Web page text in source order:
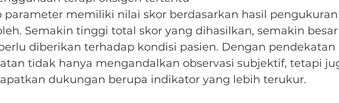
parameter memiliki nilai skor berdasarkan hasil
Semakin tinggi total skor yang dihasilkan, semakin
diberikan terhadap kondisi pasien. Dengan
tidak hanya mengandalkan observasi subjektif, tetapi
dukungan berupa indikator yang lebih terukur.